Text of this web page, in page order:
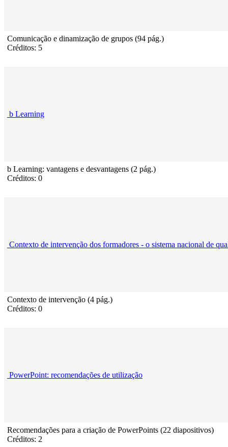
Comunicação e dinamização de grupos (94 pág.)
Créditos: 5
b Learning
b Learning: vantagens e desvantagens (2 pág.)
Créditos: 0
Contexto de intervenção dos formadores - o sistema nacional de
Contexto de intervenção (4 pág.)
Créditos: 0
PowerPoint: recomendações de utilização
Recomendações para a criação de PowerPoints (22 diapositivos)
Créditos: 2